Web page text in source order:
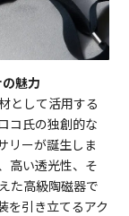
の魅力
として活用する
コ氏の独創的な
リーが誕生しま
高い透光性、そ
た高級陶磁器で
を引き立てるアク